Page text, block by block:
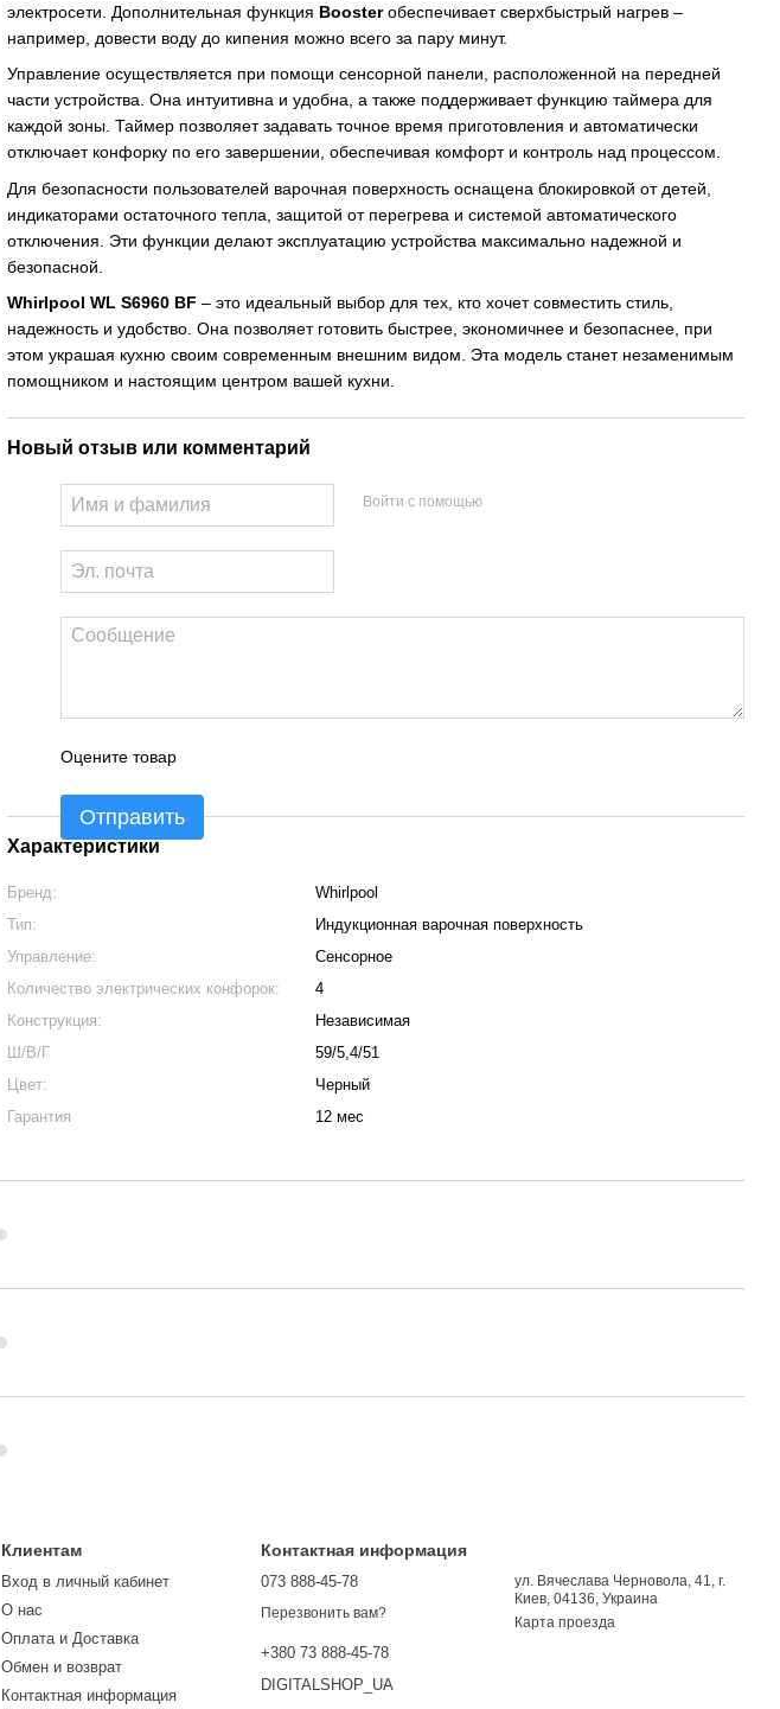
электросети. Дополнительная функция Boosterобеспечивает сверхбыстрый нагрев –
например, довести воду до кипения можно всего за пару минут.
Управление осуществляется при помощи сенсорной панели, расположенной на передней
части устройства. Она интуитивна и удобна, а также поддерживает функцию таймера для
каждой зоны. Таймер позволяет задавать точное время приготовления и автоматически
отключает конфорку по его завершении, обеспечивая комфорт и контроль над процессом.
Для безопасности пользователей варочная поверхность оснащена блокировкой от детей,
индикаторами остаточного тепла, защитой от перегрева и системой автоматического
отключения. Эти функции делают эксплуатацию устройства максимально надежной и
безопасной.
Whirlpool WL S6960 BF – это идеальный выбор для тех, кто хочет совместить стиль,
надежность и удобство. Она позволяет готовить быстрее, экономичнее и безопаснее, при
этом украшая кухню своим современным внешним видом. Эта модель станет незаменимым
помощником и настоящим центром вашей кухни.
Новый отзыв или комментарий
Войти с помощью
Оцените товар
Отправить
Характеристики
Бренд:
Whirlpool
Тип:
Индукционная варочная поверхность
Управление:
Сенсорное
Количество электрических конфорок:
4
Конструкция:
Независимая
Ш/В/Г
59/5,4/51
Цвет:
Черный
Гарантия
12 мес
Клиентам
Вход в личный кабинет
О нас
Оплата и Доставка
Обмен и возврат
Контактная информация
Контактная информация
073 888-45-78
Перезвонить вам?
+380 73 888-45-78
DIGITALSHOP_UA
ул. Вячеслава Черновола, 41, г.
Киев, 04136, Украина
Карта проезда